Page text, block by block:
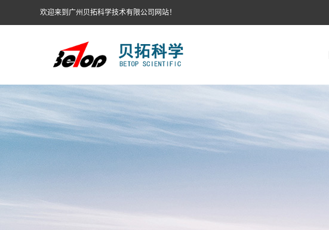
欢迎来到广州贝拓科学技术有限公司网站！